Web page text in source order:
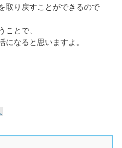
取り戻すことができるので
ことで、
になると思いますよ。